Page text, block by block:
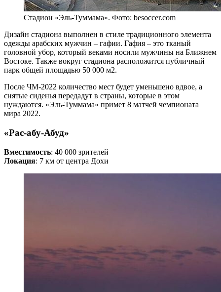
Стадион «Эль-Туммама». Фото: besoccer.com
Дизайн стадиона выполнен в стиле традиционного элемента
одежды арабских мужчин – гафии. Гафия – это тканый
головной убор, который веками носили мужчины на Ближнем
Востоке. Также вокруг стадиона расположится публичный
парк общей площадью 50 000 м2.
После ЧМ-2022 количество мест будет уменьшено вдвое, а
снятые сиденья передадут в страны, которые в этом
нуждаются. «Эль-Туммама» примет 8 матчей чемпионата
мира 2022.
«Рас-абу-Абуд»
Вместимость: 40 000 зрителей
Локация: 7 км от центра Дохи